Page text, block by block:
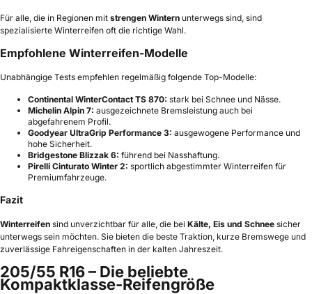
Für alle, die in Regionen mit strengen Wintern unterwegs sind, sind
spezialisierte Winterreifen oft die richtige Wahl.
Empfohlene Winterreifen-Modelle
Unabhängige Tests empfehlen regelmäßig folgende Top-Modelle:
Continental WinterContact TS 870: stark bei Schnee und Nässe.
Michelin Alpin 7: ausgezeichnete Bremsleistung auch bei
abgefahrenem Profil.
Goodyear UltraGrip Performance 3: ausgewogene Performance und
hohe Sicherheit.
Bridgestone Blizzak 6: führend bei Nasshaftung.
Pirelli Cinturato Winter 2: sportlich abgestimmter Winterreifen für
Premiumfahrzeuge.
Fazit
Winterreifen sind unverzichtbar für alle, die bei Kälte, Eis und Schnee sicher
unterwegs sein möchten. Sie bieten die beste Traktion, kurze Bremswege und
zuverlässige Fahreigenschaften in der kalten Jahreszeit.
205/55 R16 – Die beliebte
Kompaktklasse-Reifengröße